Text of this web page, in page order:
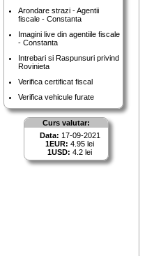
Arondare strazi - Agentii
fiscale - Constanta
Imagini live din agentiile fiscale
- Constanta
Intrebari si Raspunsuri privind
Rovinieta
Verifica certificat fiscal
Verifica vehicule furate
Curs valutar:
Data: 17-09-2021
1EUR: 4.95 lei
1USD: 4.2 lei